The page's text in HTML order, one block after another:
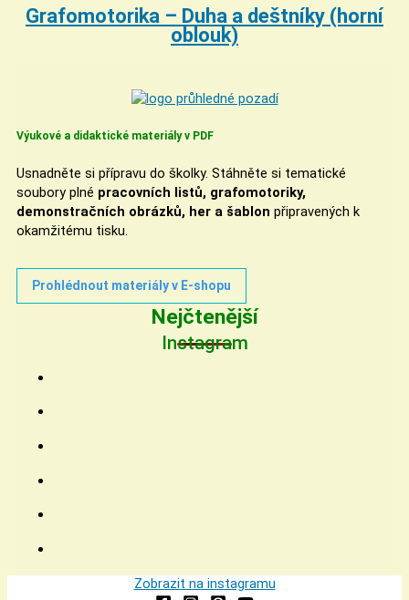
Grafomotorika – Duha a deštníky (horní
oblouk)
Výukové a didaktické materiály v PDF
Usnadněte si přípravu do školky. Stáhněte si tematické
soubory plné pracovních listů, grafomotoriky,
demonstračních obrázků, her a šablon připravených k
okamžitému tisku.
Prohlédnout materiály v E-shopu
Nejčtenější
Instagram
Zobrazit na instagramu